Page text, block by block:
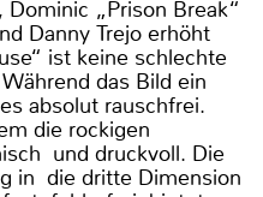
„Prison Break“
Danny Trejo erhöht
ist keine schlechte
das Bild ein
absolut rauschfrei.
die rockigen
und druckvoll. Die
in die dritte Dimension